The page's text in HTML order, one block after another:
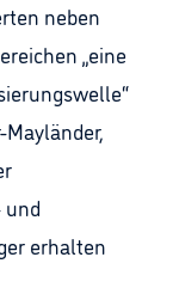
neben
„eine
und
erhalten